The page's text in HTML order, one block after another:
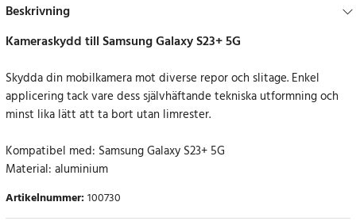
Beskrivning
Kameraskydd till Samsung Galaxy S23+ 5G
Skydda din mobilkamera mot diverse repor och slitage. Enkel
applicering tack vare dess självhäftande tekniska utformning och
minst lika lätt att ta bort utan limrester.
Kompatibel med: Samsung Galaxy S23+ 5G
Material: aluminium
Artikelnummer:100730